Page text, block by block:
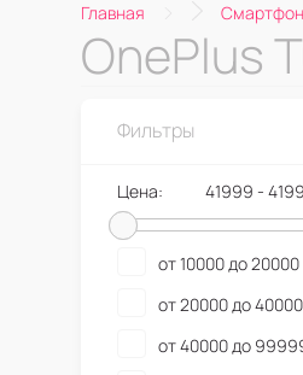
Главная
OnePlus
Фильтры
Цена: 41999 -
от 10000 до 20000
от 20000 до 40000
от 40000 до